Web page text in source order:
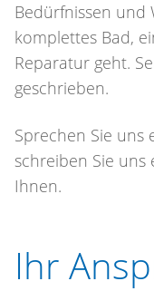
Bedürfnissen und
komplettes Bad,
Reparatur geht.
geschrieben.
Sprechen Sie
schreiben Sie uns
Ihnen.
Ihr